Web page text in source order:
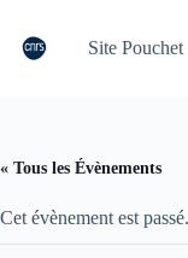
contenu
Site Pouchet
« Tous les Évènements
Cet évènement est passé.